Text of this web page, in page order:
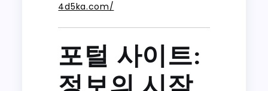
4d5ka.com/
포털 사이트: